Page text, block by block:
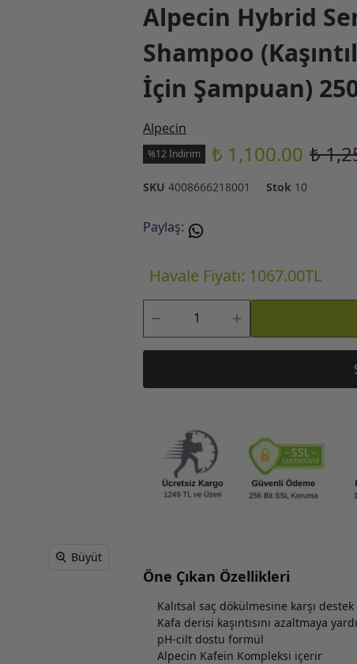
Büyüt
Alpecin Hybrid
Shampoo
İçin Şampuan)
Alpecin
%12 İndirim ₺ 1,100.00 ₺
SKU 4008666218001 Stok 10
Paylaş:
Havale Fiyatı: 1067.00TL
Öne Çıkan Özellikleri
Kalıtsal saç dökülmesine karşı
Kafa derisi kaşıntısını azaltmaya
pH-cilt dostu formül
Alpecin Kafein Kompleksi içerir